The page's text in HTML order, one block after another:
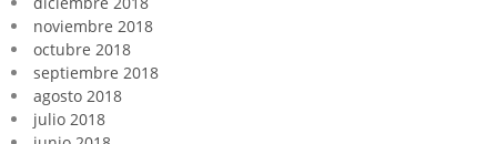
noviembre 2018
octubre 2018
septiembre 2018
agosto 2018
julio 2018